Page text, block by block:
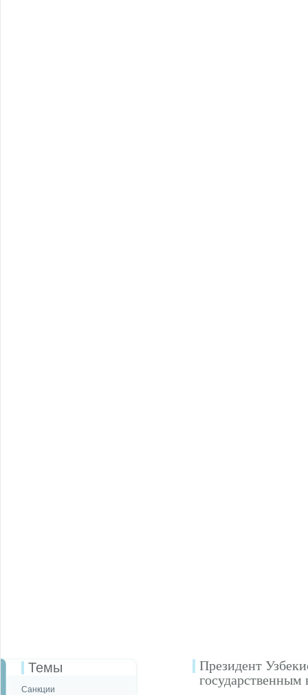
Темы
Санкции
Президент
государственным